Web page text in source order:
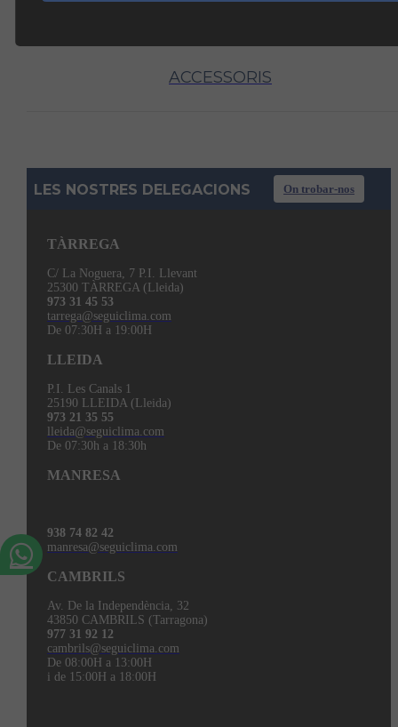
ACCESSORIS
LES NOSTRES DELEGACIONS On trobar-nos
TÀRREGA
C/ La Noguera, 7 P.I. Llevant
25300 TÀRREGA (Lleida)
973 31 45 53
tarrega@seguiclima.com
De 07:30H a 19:00H
LLEIDA
P.I. Les Canals 1
25190 LLEIDA (Lleida)
973 21 35 55
lleida@seguiclima.com
De 07:30h a 18:30h
MANRESA
938 74 82 42
manresa@seguiclima.com
CAMBRILS
Av. De la Independència, 32
43850 CAMBRILS (Tarragona)
977 31 92 12
cambrils@seguiclima.com
De 08:00H a 13:00H
i de 15:00H a 18:00H